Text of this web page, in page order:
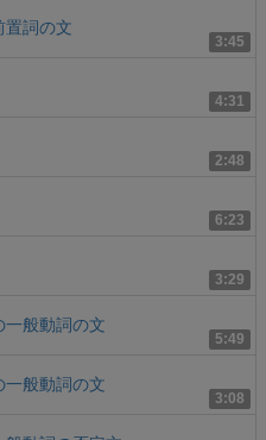
3:45
置詞の文
4:31
2:48
6:23
3:29
5:49
一般動詞の文
3:08
一般動詞の文